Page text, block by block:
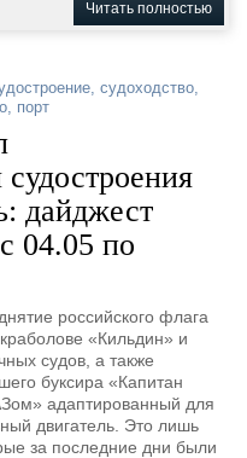
Читать полностью
, судоходство,
, порт
дайджест
04.05 по
российского флага
«Кильдин» и
судов, а также
буксира «Капитан
адаптированный для
двигатель. Это лишь
за последние дни были